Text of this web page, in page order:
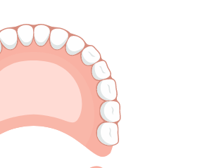
класс клинической
Philips Zoom WhiteSpeed
по использованию
систем Philips
для отбеливания
клинических и домашних